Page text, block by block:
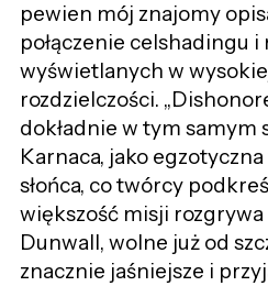
pewien mój znajomy
połączenie celshadingu
wyświetlanych w
rozdzielczości.
dokładnie w tym samym
Karnaca, jako egzotyczna
słońca, co twórcy
większość misji rozgrywa
Dunwall, wolne już od
znacznie jaśniejsze i